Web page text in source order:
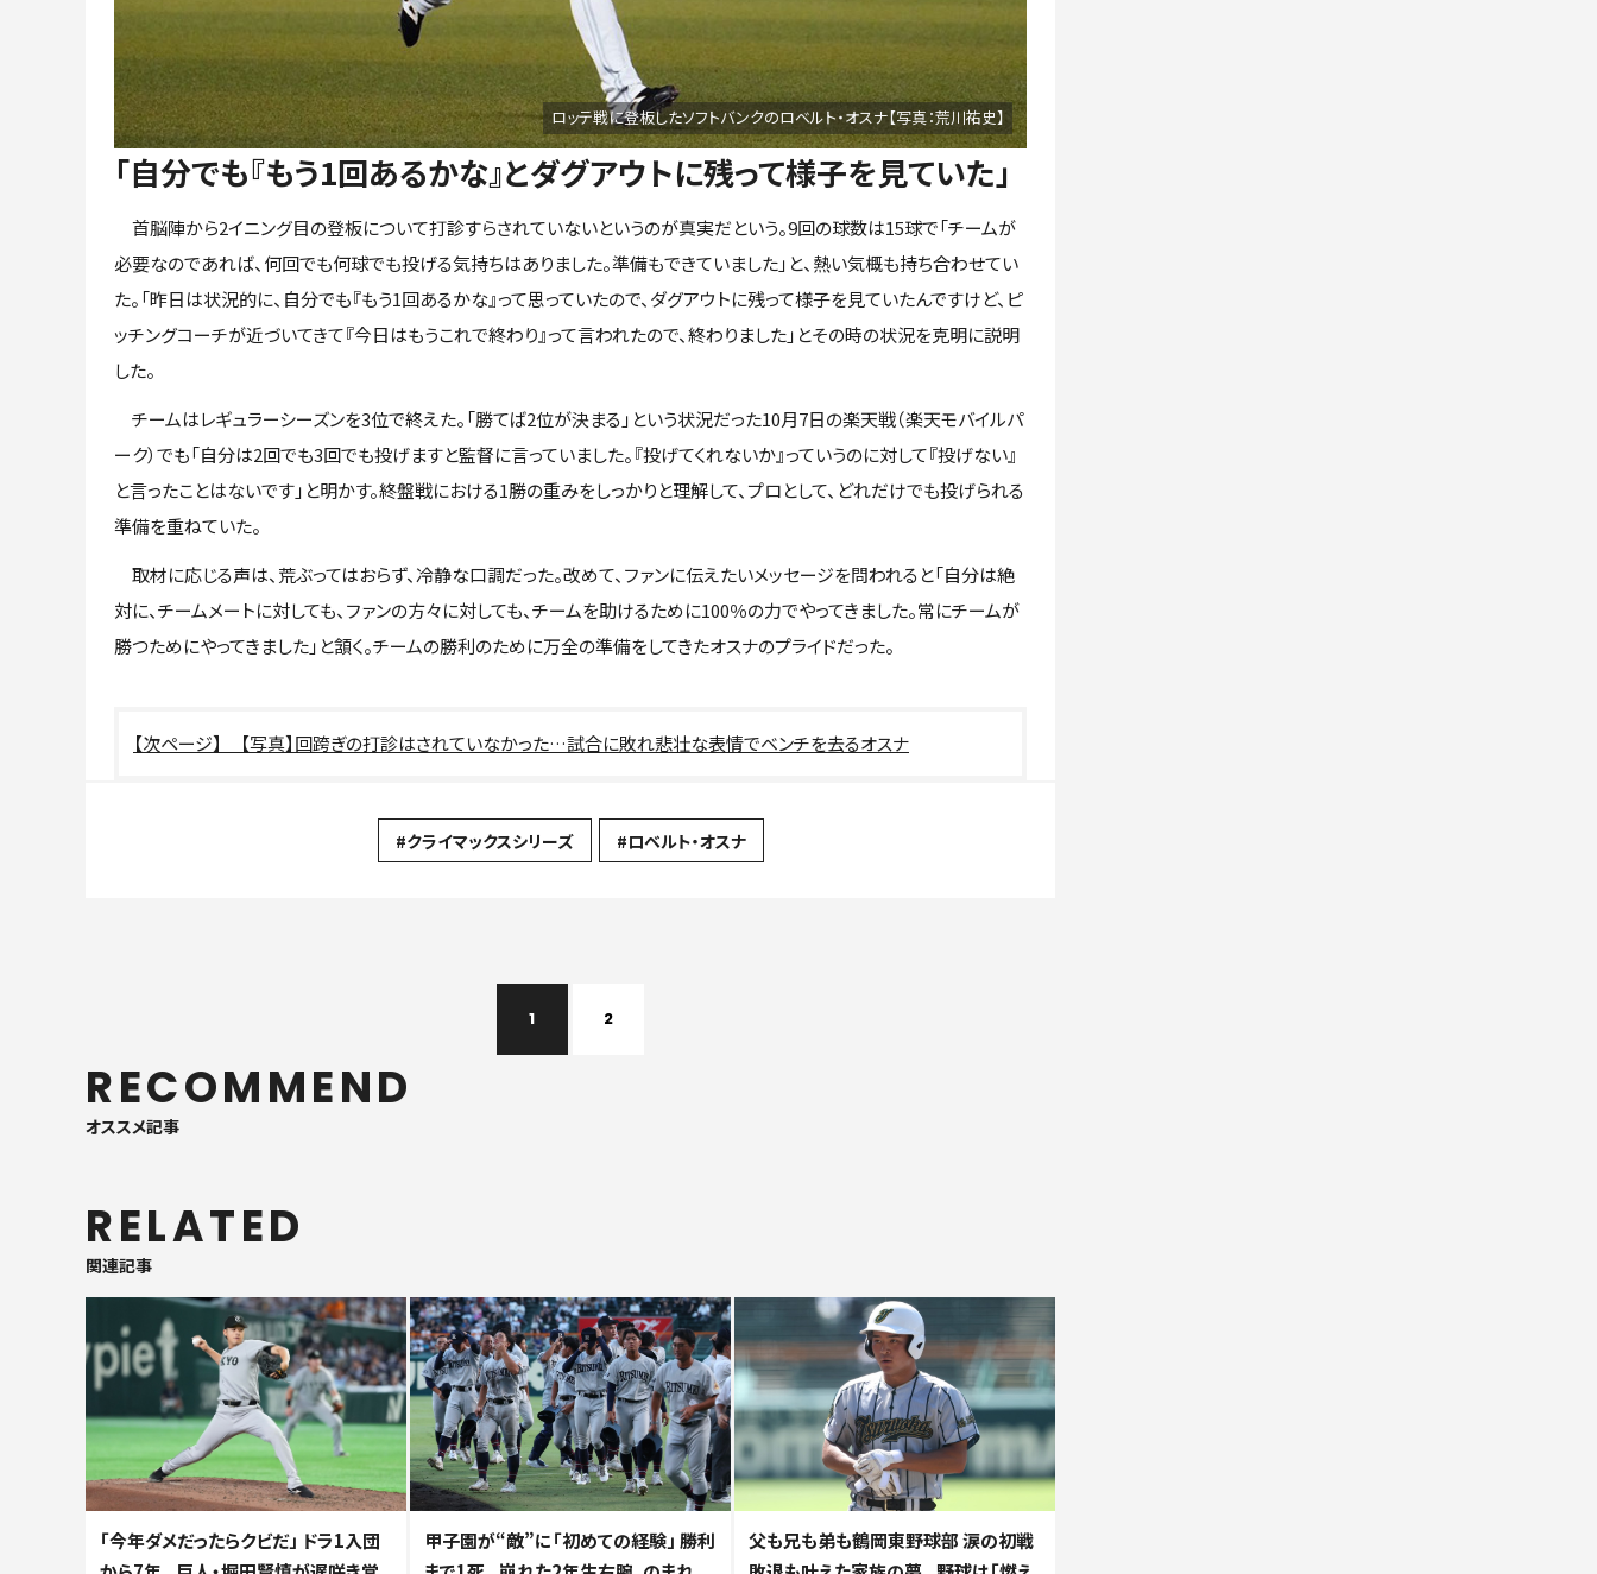
ロッテ戦に登板したソフトバンクのロベルト・オスナ【写真：荒川祐史】
「自分でも『もう1回あるかな』とダグアウトに残って様子を見ていた」
首脳陣から2イニング目の登板について打診すらされていないというのが真実だという。9回の球数は15球で「チームが
必要なのであれば、何回でも何球でも投げる気持ちはありました。準備もできていました」と、熱い気概も持ち合わせてい
た。「昨日は状況的に、自分でも『もう1回あるかな』って思っていたので、ダグアウトに残って様子を見ていたんですけど、ピ
ッチングコーチが近づいてきて『今日はもうこれで終わり』って言われたので、終わりました」とその時の状況を克明に説明
した。
チームはレギュラーシーズンを3位で終えた。「勝てば2位が決まる」という状況だった10月7日の楽天戦（楽天モバイルパ
ーク）でも「自分は2回でも3回でも投げますと監督に言っていました。『投げてくれないか』っていうのに対して『投げない』
と言ったことはないです」と明かす。終盤戦における1勝の重みをしっかりと理解して、プロとして、どれだけでも投げられる
準備を重ねていた。
取材に応じる声は、荒ぶってはおらず、冷静な口調だった。改めて、ファンに伝えたいメッセージを問われると「自分は絶
対に、チームメートに対しても、ファンの方々に対しても、チームを助けるために100％の力でやってきました。常にチームが
勝つためにやってきました」と頷く。チームの勝利のために万全の準備をしてきたオスナのプライドだった。
【写真】回跨ぎの打診はされていなかった…試合に敗れ悲壮な表情でベンチを去るオスナ
#クライマックスシリーズ #ロベルト・オスナ
1 2
RECOMMEND
オススメ記事
RELATED
関連記事
「今年ダメだったらクビだ」 ドラ1入団
甲子園が“敵”に「初めての経験」 勝利
父も兄も弟も鶴岡東野球部 涙の初戦